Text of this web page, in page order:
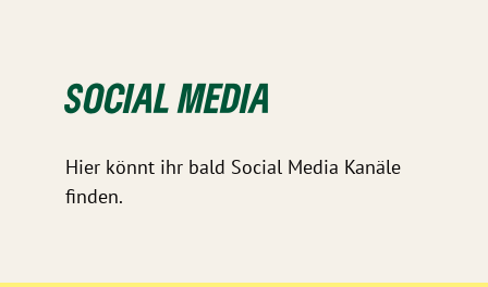
SOCIAL MEDIA
Hier könnt ihr bald Social Media Kanäle
finden.